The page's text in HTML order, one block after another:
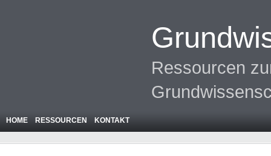
Ressourcen
HOME RESSOURCEN KONTAKT